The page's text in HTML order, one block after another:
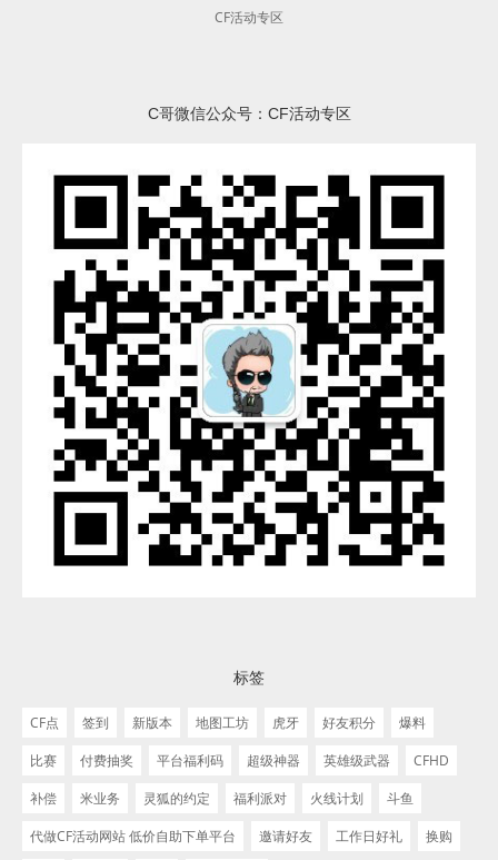
CF活动专区
C哥微信公众号：CF活动专区
标签
CF点 签到 新版本 地图工坊 虎牙 好友积分
爆料
比赛
付费抽奖 平台福利码 超级神器 英雄级武器
CFHD
补偿
米业务 灵狐的约定 福利派对 火线计划
斗鱼
代做CF活动网站 低价自助下单平台
邀请好友 工作日好礼 换购